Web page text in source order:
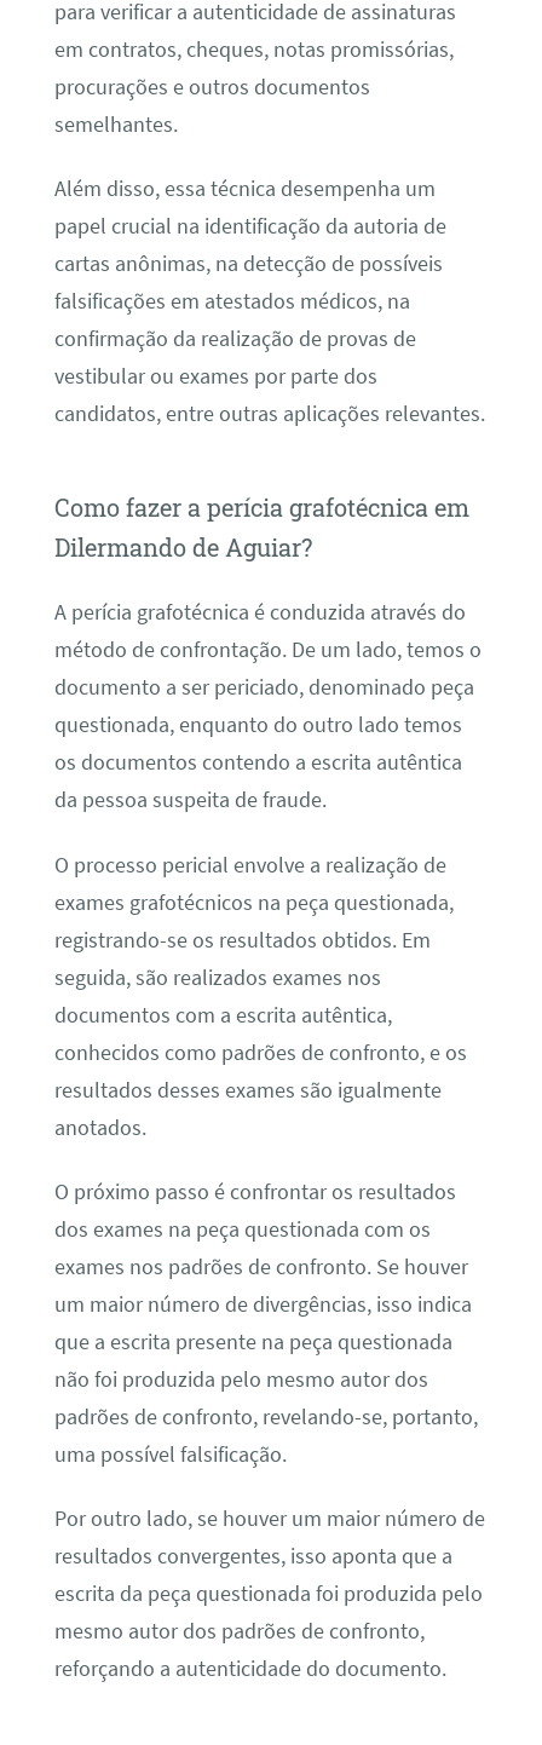
para verificar a autenticidade de assinaturas
em contratos, cheques, notas promissórias,
procurações e outros documentos
semelhantes.
Além disso, essa técnica desempenha um
papel crucial na identificação da autoria de
cartas anônimas, na detecção de possíveis
falsificações em atestados médicos, na
confirmação da realização de provas de
vestibular ou exames por parte dos
candidatos, entre outras aplicações relevantes.
Como fazer a perícia grafotécnica em
Dilermando de Aguiar?
A perícia grafotécnica é conduzida através do
método de confrontação. De um lado, temos o
documento a ser periciado, denominado peça
questionada, enquanto do outro lado temos
os documentos contendo a escrita autêntica
da pessoa suspeita de fraude.
O processo pericial envolve a realização de
exames grafotécnicos na peça questionada,
registrando-se os resultados obtidos. Em
seguida, são realizados exames nos
documentos com a escrita autêntica,
conhecidos como padrões de confronto, e os
resultados desses exames são igualmente
anotados.
O próximo passo é confrontar os resultados
dos exames na peça questionada com os
exames nos padrões de confronto. Se houver
um maior número de divergências, isso indica
que a escrita presente na peça questionada
não foi produzida pelo mesmo autor dos
padrões de confronto, revelando-se, portanto,
uma possível falsificação.
Por outro lado, se houver um maior número de
resultados convergentes, isso aponta que a
escrita da peça questionada foi produzida pelo
mesmo autor dos padrões de confronto,
reforçando a autenticidade do documento.